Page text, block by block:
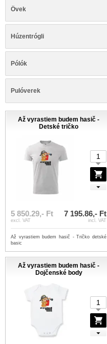
Övek
Húzentrógli
Pólók
Pulóverek
Až vyrastiem budem hasič -
Detské tričko
5 850.29,- Ft
excl. VAT
7 195.86,- Ft
incl. VAT
Až vyrastiem budem hasič - Tričko detské
basic
Až vyrastiem budem hasič -
Dojčenské body